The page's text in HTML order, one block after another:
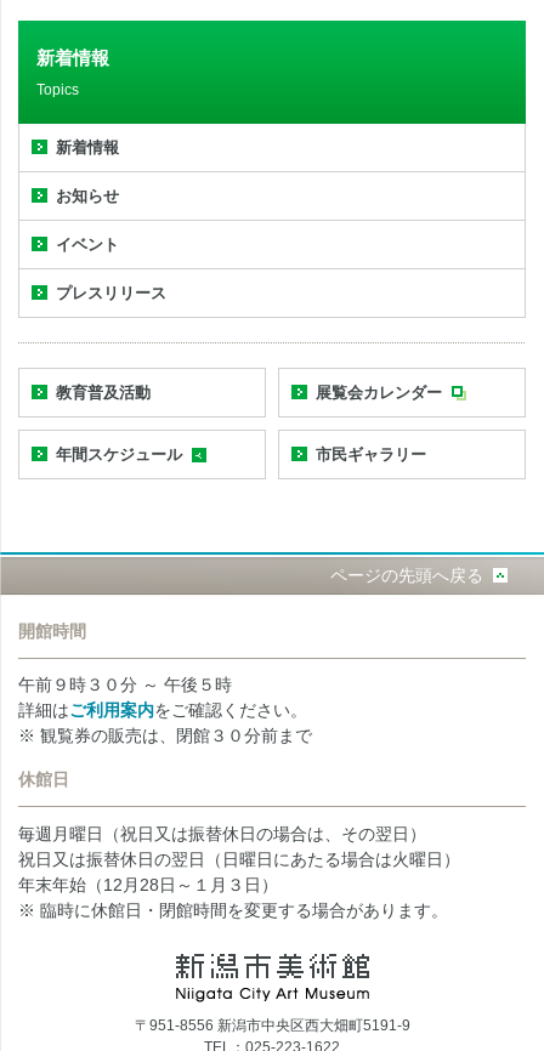
新着情報
Topics
新着情報
お知らせ
イベント
プレスリリース
教育普及活動 展覧会カレンダー
年間スケジュール 市民ギャラリー
ページの先頭へ戻る
開館時間
午前９時３０分 ～ 午後５時
詳細はご利用案内をご確認ください。
※ 観覧券の販売は、閉館３０分前まで
休館日
毎週月曜日（祝日又は振替休日の場合は、その翌日）
祝日又は振替休日の翌日（日曜日にあたる場合は火曜日）
年末年始（12月28日～１月３日）
※ 臨時に休館日・閉館時間を変更する場合があります。
〒951-8556 新潟市中央区西大畑町5191-9
TEL：025-223-1622